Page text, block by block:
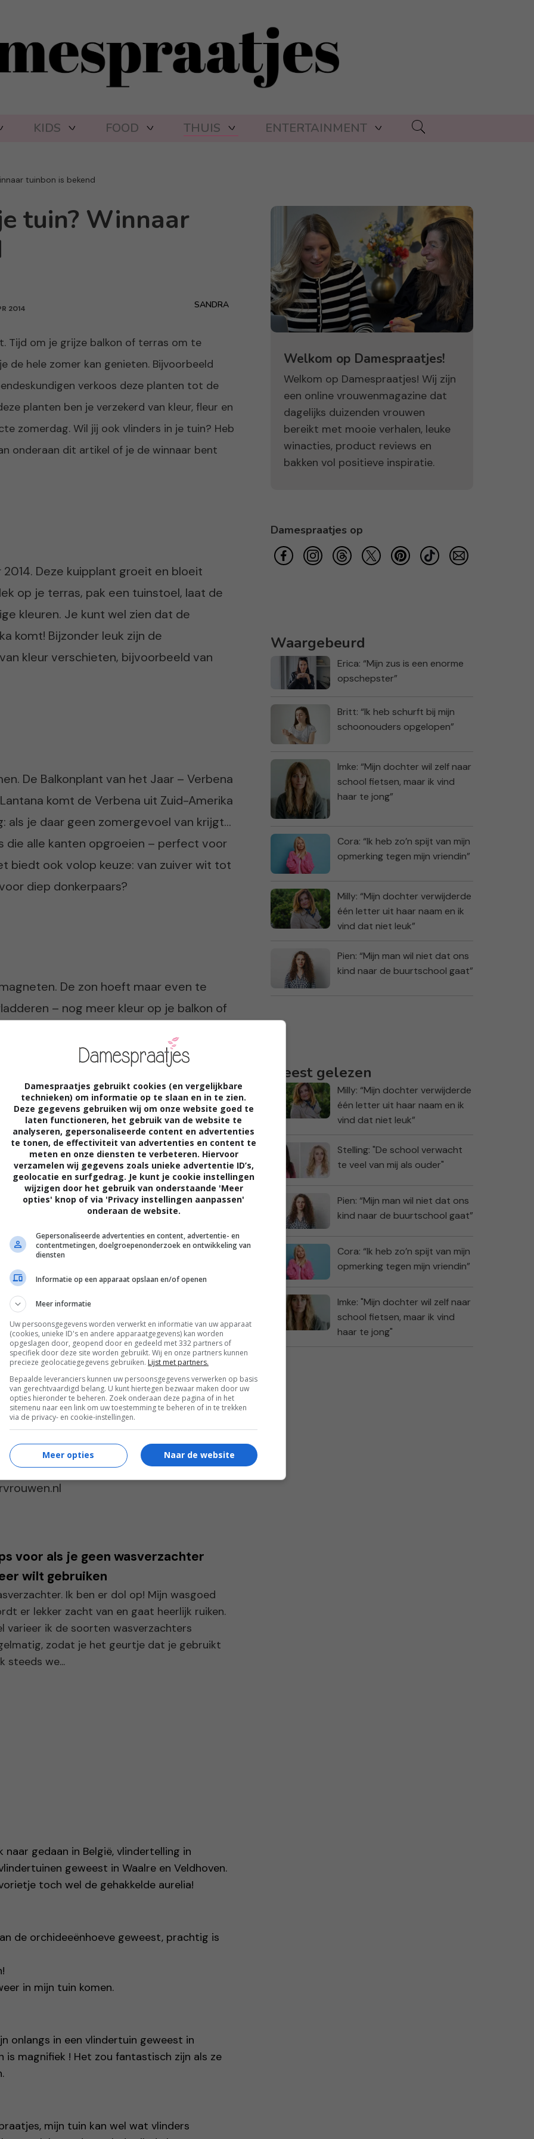
KIDS FOOD THUIS ENTERTAINMENT
tuinbon is bekend
tuin? Winnaar
2014 SANDRA
Tijd om je grijze balkon of terras om te
de hele zomer kan genieten. Bijvoorbeeld
verkoos deze planten tot de
planten ben je verzekerd van kleur, fleur en
zomerdag. Wil jij ook vlinders in je tuin? Heb
onderaan dit artikel of je de winnaar bent
Deze kuipplant groeit en bloeit
op je terras, pak een tuinstoel, laat de
kleuren. Je kunt wel zien dat de
komt! Bijzonder leuk zijn de
kleur verschieten, bijvoorbeeld van
De Balkonplant van het Jaar – Verbena
komt de Verbena uit Zuid-Amerika
als je daar geen zomergevoel van krijgt…
die alle kanten opgroeien – perfect voor
biedt ook volop keuze: van zuiver wit tot
diep donkerpaars?
De zon hoeft maar even te
– nog meer kleur op je balkon of
zomer mee te doen met de
augustus 2014).
het Jaar bloeien uitbundig tijdens de
door ze op een zonnige plek te
Beide zomerbloeiers krijgen graag
Als je de uitgebloeide
nazomer genieten van een bloemenzee.
op www.mooiwatplantendoen.nl
€ 25 is: Susan Ferwerda
voor als je geen wasverzachter
wilt gebruiken
Ik ben er dol op! Mijn wasgoed
er lekker zacht van en gaat heerlijk ruiken.
varieer ik de soorten wasverzachters
zodat je het geurtje dat je gebruikt
steeds we...
naar gedaan in België, vlindertelling in
geweest in Waalre en Veldhoven.
toch wel de gehakkelde aurelia!
de orchideeënhoeve geweest, prachtig is
in mijn tuin komen.
onlangs in een vlindertuin geweest in
is magnifiek ! Het zou fantastisch zijn als ze
mijn tuin kan wel wat vlinders
Welkom op Damespraatjes!
Welkom op Damespraatjes! Wij zijn
een online vrouwenmagazine dat
dagelijks duizenden vrouwen
bereikt met mooie verhalen, leuke
winacties, product reviews en
bakken vol positieve inspiratie.
Damespraatjes op
Waargebeurd
Erica: “Mijn zus is een enorme
opschepster”
Britt: “Ik heb schurft bij mijn
schoonouders opgelopen”
Imke: “Mijn dochter wil zelf naar
school fietsen, maar ik vind
haar te jong”
Cora: “Ik heb zo’n spijt van mijn
opmerking tegen mijn vriendin”
Milly: “Mijn dochter verwijderde
één letter uit haar naam en ik
vind dat niet leuk”
Pien: “Mijn man wil niet dat ons
kind naar de buurtschool gaat”
Meest gelezen
Milly: “Mijn dochter verwijderde
één letter uit haar naam en ik
vind dat niet leuk”
Stelling: "De school verwacht
te veel van mij als ouder"
Pien: “Mijn man wil niet dat ons
kind naar de buurtschool gaat”
Cora: “Ik heb zo’n spijt van mijn
opmerking tegen mijn vriendin”
Imke: "Mijn dochter wil zelf naar
school fietsen, maar ik vind
haar te jong"
Damespraatjes gebruikt cookies (en vergelijkbare
technieken) om informatie op te slaan en in te zien.
Deze gegevens gebruiken wij om onze website goed te
laten functioneren, het gebruik van de website te
analyseren, gepersonaliseerde content en advertenties
te tonen, de effectiviteit van advertenties en content te
meten en onze diensten te verbeteren. Hiervoor
verzamelen wij gegevens zoals unieke advertentie ID’s,
geolocatie en surfgedrag. Je kunt je cookie instellingen
wijzigen door het gebruik van onderstaande 'Meer
opties' knop of via 'Privacy instellingen aanpassen'
onderaan de website.
Gepersonaliseerde advertenties en content, advertentie- en
contentmetingen, doelgroepenonderzoek en ontwikkeling van
diensten
Informatie op een apparaat opslaan en/of openen
Meer informatie
Uw persoonsgegevens worden verwerkt en informatie van uw apparaat
(cookies, unieke ID's en andere apparaatgegevens) kan worden
opgeslagen door, geopend door en gedeeld met 332 partners of
specifiek door deze site worden gebruikt. Wij en onze partners kunnen
precieze geolocatiegegevens gebruiken. Lijst met partners.
Bepaalde leveranciers kunnen uw persoonsgegevens verwerken op basis
van gerechtvaardigd belang. U kunt hiertegen bezwaar maken door uw
opties hieronder te beheren. Zoek onderaan deze pagina of in het
sitemenu naar een link om uw toestemming te beheren of in te trekken
via de privacy- en cookie-instellingen.
Naar de website
Meer opties